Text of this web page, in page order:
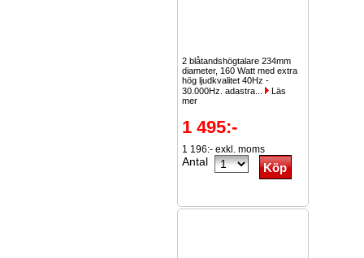
2 blåtandshögtalare 234mm
diameter, 160 Watt med extra
hög ljudkvalitet 40Hz -
30.000Hz. adastra...
Läs
mer
1 495:-
1 196:- exkl. moms
Antal